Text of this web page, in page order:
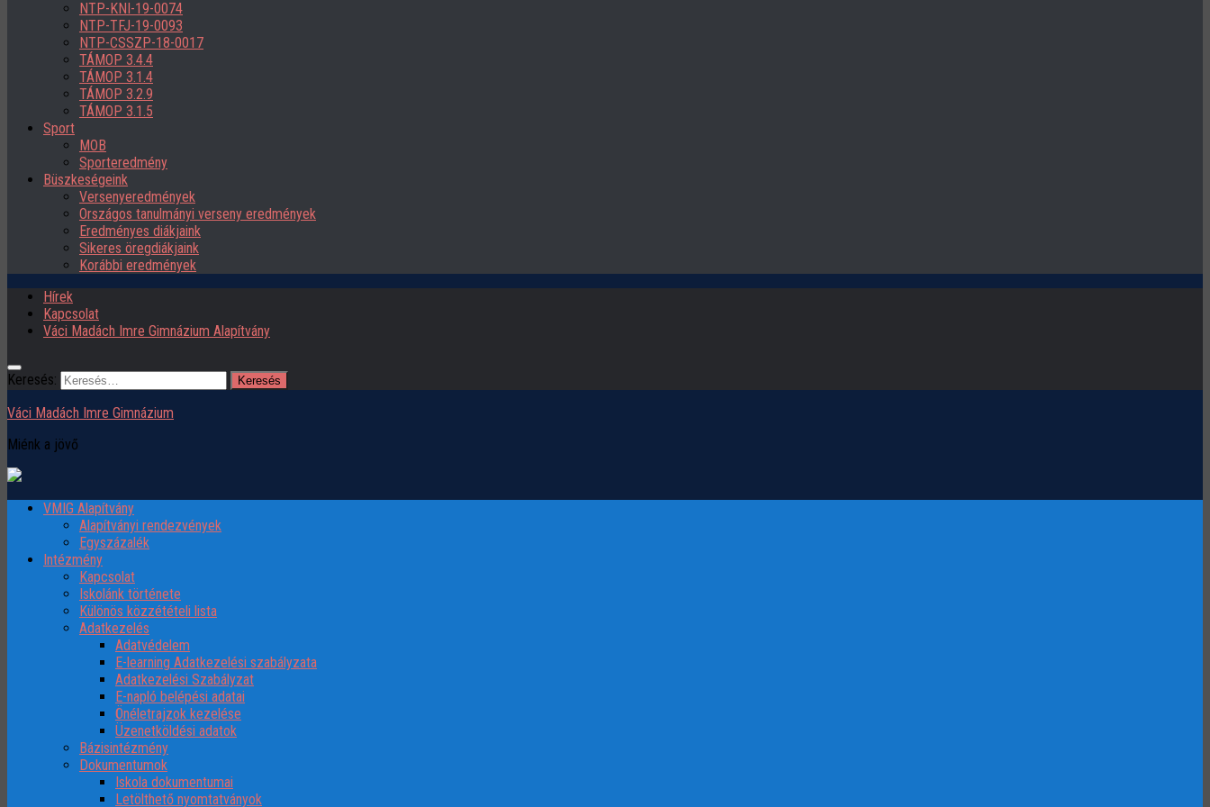
NTP-KNI-19-0074
NTP-TFJ-19-0093
NTP-CSSZP-18-0017
TÁMOP 3.4.4
TÁMOP 3.1.4
TÁMOP 3.2.9
TÁMOP 3.1.5
Sport
MOB
Sporteredmény
Büszkeségeink
Versenyeredmények
Országos tanulmányi verseny eredmények
Eredményes diákjaink
Sikeres öregdiákjaink
Korábbi eredmények
Hírek
Kapcsolat
Váci Madách Imre Gimnázium Alapítvány
Keresés:
Váci Madách Imre Gimnázium
Miénk a jövő
VMIG Alapítvány
Alapítványi rendezvények
Egyszázalék
Intézmény
Kapcsolat
Iskolánk története
Különös közzétételi lista
Adatkezelés
Adatvédelem
E-learning Adatkezelési szabályzata
Adatkezelési Szabályzat
E-napló belépési adatai
Önéletrajzok kezelése
Üzenetköldési adatok
Bázisintézmény
Dokumentumok
Iskola dokumentumai
Letölthető nyomtatványok